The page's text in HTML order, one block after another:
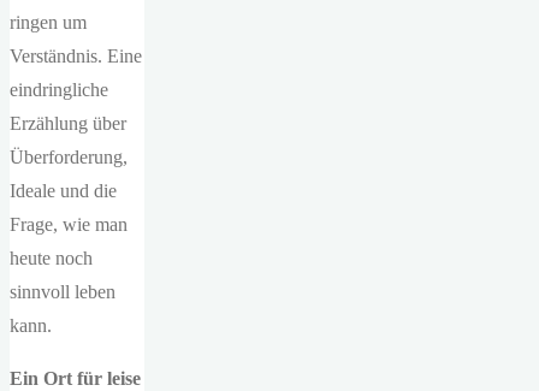
ringen um
Verständnis. Eine
eindringliche
Erzählung über
Überforderung,
Ideale und die
Frage, wie man
heute noch
sinnvoll leben
kann.
Ein Ort für leise